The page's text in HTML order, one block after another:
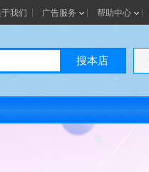
于我们 广告服务 帮助中心
搜本店